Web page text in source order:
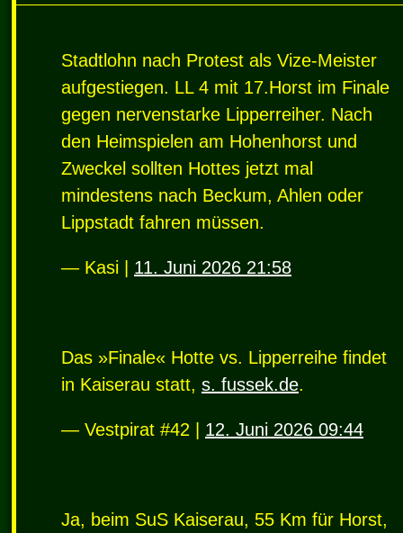
Stadtlohn nach Protest als Vize-Meister
aufgestiegen. LL 4 mit 17.Horst im Finale
gegen nervenstarke Lipperreiher. Nach
den Heimspielen am Hohenhorst und
Zweckel sollten Hottes jetzt mal
mindestens nach Beckum, Ahlen oder
Lippstadt fahren müssen.
— Kasi | 11. Juni 2026 21:58
Das »Finale« Hotte vs. Lipperreihe findet
in Kaiserau statt, s. fussek.de.
— Vestpirat #42 | 12. Juni 2026 09:44
Ja, beim SuS Kaiserau, 55 Km für Horst,